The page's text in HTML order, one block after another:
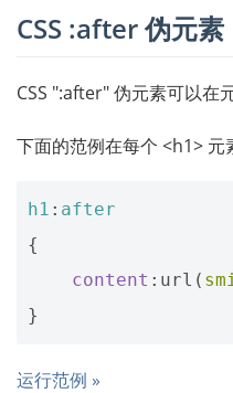
CSS :after 伪元素
CSS ":after" 伪元素可以在
下面的范例在每个 <h1>
h1 : after
{
content : url (
}
运行范例 »